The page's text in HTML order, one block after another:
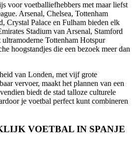
voor voetballiefhebbers met maar liefst
Arsenal, Chelsea, Tottenham
Crystal Palace en Fulham bieden elk
Stadium van Arsenal, Stamford
Tottenham Hotspur
hoogstandjes die een bezoek meer dan
van Londen, met vijf grote
vervoer, maakt het plannen van een
biedt de stad talloze culturele
je voetbal perfect kunt combineren
VOETBAL IN SPANJE